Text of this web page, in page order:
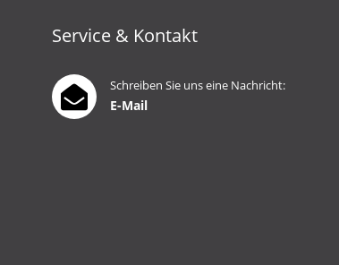
Service & Kontakt
Schreiben Sie uns eine Nachricht:
E-Mail